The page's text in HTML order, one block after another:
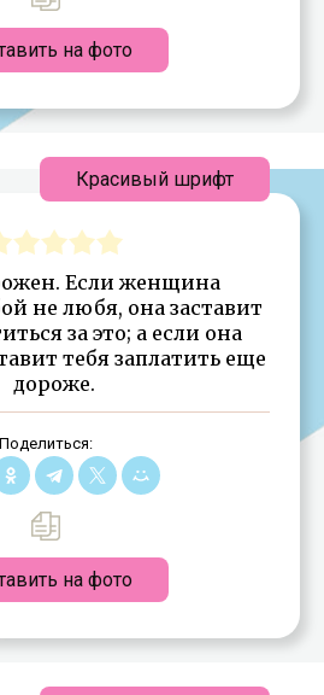
на фото
Если женщина
не любя, она заставит
за это; а если она
тебя заплатить еще
дороже.
Поделиться:
на фото
Красивый шрифт